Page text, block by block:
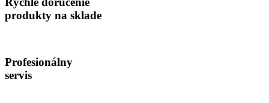
produkty na sklade
Profesionálny
servis